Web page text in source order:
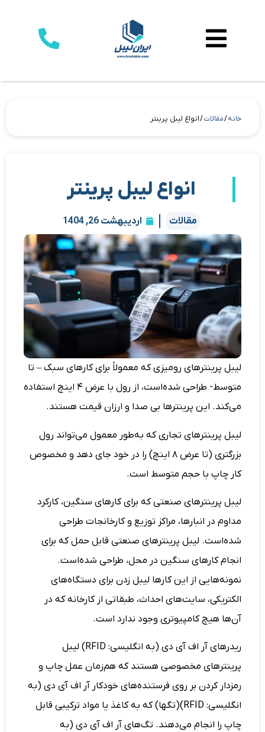
خانه/مقالات/ انواع لیبل پرینتر
انواع لیبل پرینتر
مقالات اردیبهشت 26, 1404
لیبل پرینترهای رومیزی که معمولاً برای کارهای سبک – تا
متوسط- طراحی شده‌است، از رول با عرض ۴ اینچ استفاده
می‌کند. این پرینترها بی صدا و ارزان قیمت هستند.
لیبل پرینترهای تجاری که به‌طور معمول می‌تواند رول
بزرگتری (تا عرض ۸ اینچ) را در خود جای دهد و مخصوص
کار چاپ با حجم متوسط است.
لیبل پرینترهای صنعتی که برای کارهای سنگین، کارکرد
مداوم در انبارها، مراکز توزیع و کارخانجات طراحی
شده‌است. لیبل پرینترهای صنعتی قابل حمل که برای
انجام کارهای سنگین در محل، طراحی شده‌است.
نمونه‌هایی از این کارها لیبل زدن برای دستگاه‌های
الکتریکی، سایت‌های احداث، طبقاتی از کارخانه که در
آن‌ها هیچ کامپیوتری وجود ندارد است.
ریدرهای آر اف آی دی (به انگلیسی: RFID) لیبل
پرینترهای مخصوصی هستند که هم‌زمان عمل چاپ و
رمزدار کردن بر روی فرستنده‌های خودکار آر اف آی دی (به
انگلیسی: RFID)(تگها) که به کاغذ یا مواد ترکیبی قابل
چاپ را انجام می‌دهند. تگ‌های آر اف آی دی (به